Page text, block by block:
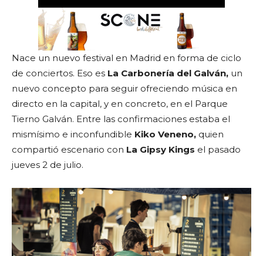
Nace un nuevo festival en Madrid en forma de ciclo
de conciertos. Eso es La Carbonería del Galván, un
nuevo concepto para seguir ofreciendo música en
directo en la capital, y en concreto, en el Parque
Tierno Galván. Entre las confirmaciones estaba el
mismísimo e inconfundible Kiko Veneno, quien
compartió escenario con La Gipsy Kings el pasado
jueves 2 de julio.